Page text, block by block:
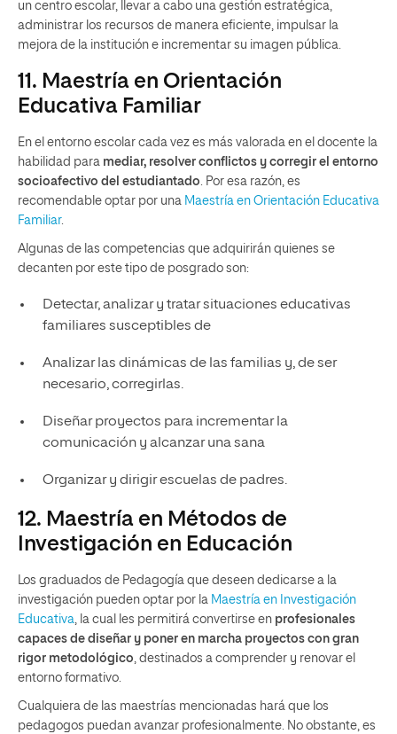
un centro escolar, llevar a cabo una gestión estratégica,
administrar los recursos de manera eficiente, impulsar la
mejora de la institución e incrementar su imagen pública.
11. Maestría en Orientación
Educativa Familiar
En el entorno escolar cada vez es más valorada en el docente la
habilidad para mediar, resolver conflictos y corregir el entorno
socioafectivo del estudiantado. Por esa razón, es
recomendable optar por una Maestría en Orientación Educativa
Familiar.
Algunas de las competencias que adquirirán quienes se
decanten por este tipo de posgrado son:
Detectar, analizar y tratar situaciones educativas
familiares susceptibles de
Analizar las dinámicas de las familias y, de ser
necesario, corregirlas.
Diseñar proyectos para incrementar la
comunicación y alcanzar una sana
Organizar y dirigir escuelas de padres.
12. Maestría en Métodos de
Investigación en Educación
Los graduados de Pedagogía que deseen dedicarse a la
investigación pueden optar por la Maestría en Investigación
Educativa, la cual les permitirá convertirse en profesionales
capaces de diseñar y poner en marcha proyectos con gran
rigor metodológico, destinados a comprender y renovar el
entorno formativo.
Cualquiera de las maestrías mencionadas hará que los
pedagogos puedan avanzar profesionalmente. No obstante, es